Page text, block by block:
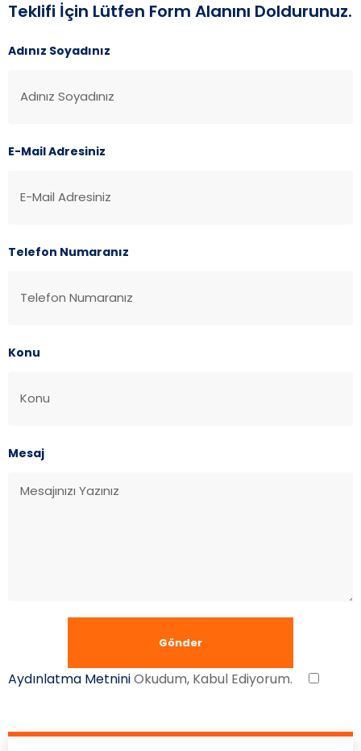
Teklifi İçin Lütfen Form Alanını Doldurunuz.
Adınız Soyadınız
E-Mail Adresiniz
Telefon Numaranız
Konu
Mesaj
Aydınlatma MetniniOkudum, Kabul Ediyorum.